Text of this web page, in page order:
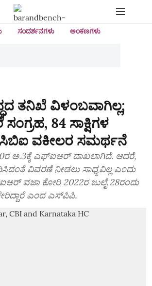
ಸಂದರ್ಶನಗಳು ಅಂಕಣಗಳು
ತನಿಖೆ ವಿಳಂಬವಾಗಿಲ್ಲ;
84 ಸಾಕ್ಷಿಗಳ
ವಕೀಲರ ಸಮರ್ಥನೆ
ಅ.3ಕ್ಕೆ ಎಫ್‌ಐಆರ್‌ ದಾಖಲಾಗಿದೆ. ಆದರೆ,
ವಿವರಣೆ ನೀಡಲು ಸಾಧ್ಯವಿಲ್ಲ ಎಂದು
ವಜಾ ಕೋರಿ 2022ರ ಜುಲೈ 28ರಂದು
ಎಂದ ಎಸ್‌ಪಿಪಿ.